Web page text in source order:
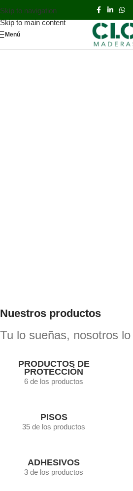
Skip to navigation
Skip to main content
Menú
Nuestros productos
Tu lo sueñas, nosotros
PRODUCTOS DE
PROTECCIÓN
6 de los productos
PISOS
35 de los productos
ADHESIVOS
3 de los productos